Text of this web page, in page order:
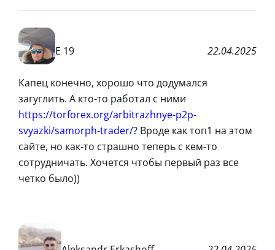
Е 19 22.04.2025
Капец конечно, хорошо что додумался
загуглить. А кто-то работал с ними
https://torforex.org/arbitrazhnye-p2p-
svyazki/samorph-trader/? Вроде как топ1 на этом
сайте, но как-то страшно теперь с кем-то
сотрудничать. Хочется чтобы первый раз все
четко было))